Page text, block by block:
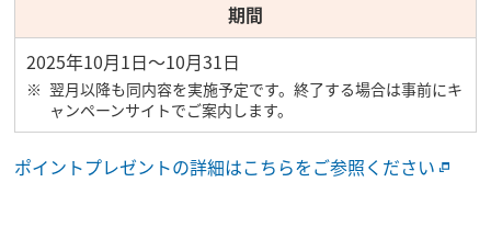
期間
2025年10月1日～10月31日
翌月以降も同内容を実施予定です。終了する場合は事前にキ
ャンペーンサイトでご案内します。
ポイントプレゼントの詳細はこちらをご参照ください